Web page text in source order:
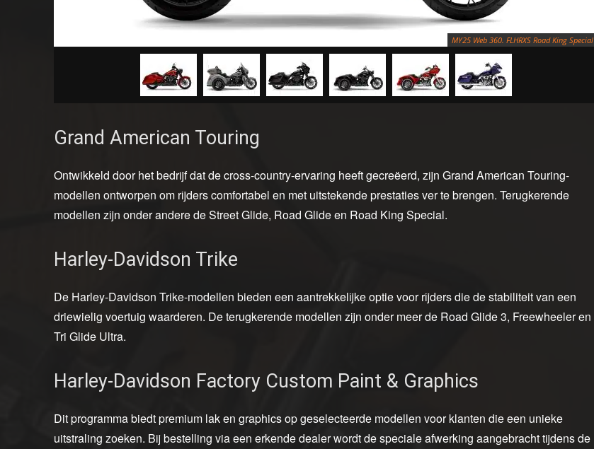
MY25 Web 360. FLHRXS Road King Special
Grand American Touring
Ontwikkeld door het bedrijf dat de cross-country-ervaring heeft gecreëerd, zijn Grand American Touring-
modellen ontworpen om rijders comfortabel en met uitstekende prestaties ver te brengen. Terugkerende
modellen zijn onder andere de Street Glide, Road Glide en Road King Special.
Harley-Davidson Trike
De Harley-Davidson Trike-modellen bieden een aantrekkelijke optie voor rijders die de stabiliteit van een
driewielig voertuig waarderen. De terugkerende modellen zijn onder meer de Road Glide 3, Freewheeler en
Tri Glide Ultra.
Harley-Davidson Factory Custom Paint & Graphics
Dit programma biedt premium lak en graphics op geselecteerde modellen voor klanten die een unieke
uitstraling zoeken. Bij bestelling via een erkende dealer wordt de speciale afwerking aangebracht tijdens de